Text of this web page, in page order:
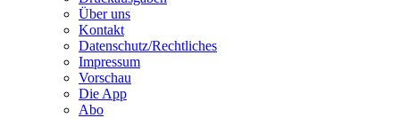
Über uns
Kontakt
Datenschutz/Rechtliches
Impressum
Vorschau
Die App
Abo